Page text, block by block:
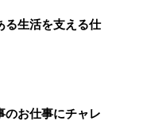
る生活を支える仕
のお仕事にチャレ